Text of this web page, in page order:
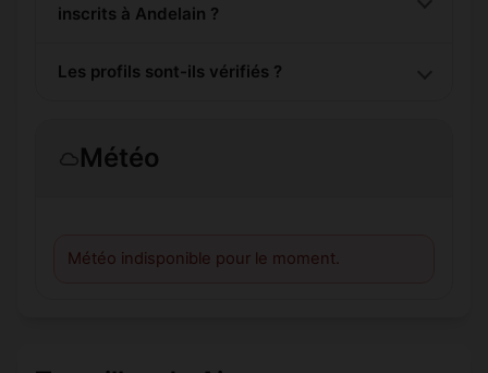
inscrits à Andelain ?
Les profils sont-ils vérifiés ?
Météo
Météo indisponible pour le moment.